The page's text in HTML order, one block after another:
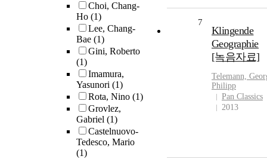
Choi, Chang-
Ho (1)
Lee, Chang-
Bae (1)
Gini, Roberto
(1)
Imamura,
Yasunori (1)
Rota, Nino (1)
Grovlez,
Gabriel (1)
Castelnuovo-
Tedesco, Mario
(1)
7
Klingende
Geographie
[녹음자료]
Telemann,
Philipp
Pan Classics
2013